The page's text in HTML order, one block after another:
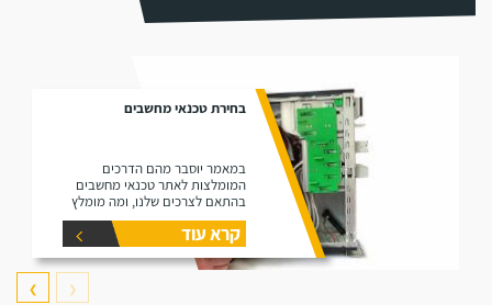
בחירת טכנאי מחשבים
במאמר יוסבר מהם הדרכים
המומלצות לאתר טכנאי מחשבים
בהתאם לצרכים שלנו, ומה מומלץ
לוודא כשמזמינים אותו.
קרא עוד
❮
❯